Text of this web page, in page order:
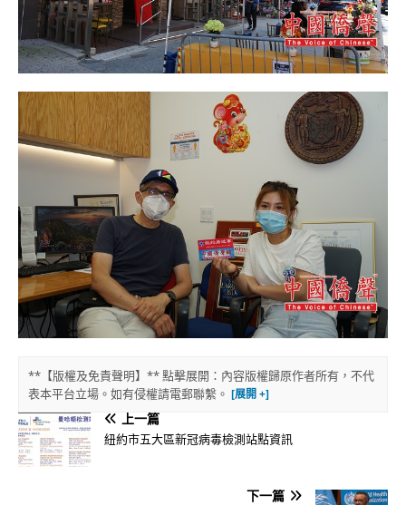
**【版權及免責聲明】** 點擊展開：內容版權歸原作者所有，不代
表本平台立場。如有侵權請電郵聯繫。
上一篇
紐約市五大區新冠病毒檢測站點資訊
下一篇